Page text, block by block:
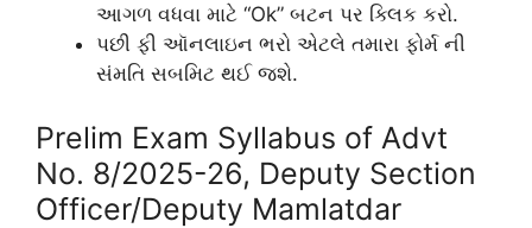
આગળ વધવા માટે “Ok” બટન પર ક્લિક કરો.
પછી ફી ઑનલાઇન ભરો એટલે તમારા ફોર્મ ની
સંમતિ સબમિટ થઈ જશે.
Prelim Exam Syllabus of Advt
No. 8/2025-26, Deputy Section
Officer/Deputy Mamlatdar